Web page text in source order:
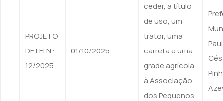
PROJETO
DE LEI Nº
12/2025
01/10/2025
ceder, a título
de uso, um
trator, uma
carreta e uma
grade agrícola
à Associação
dos Pequenos